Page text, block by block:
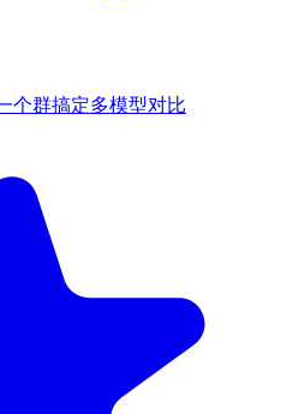
个群搞定多模型对比